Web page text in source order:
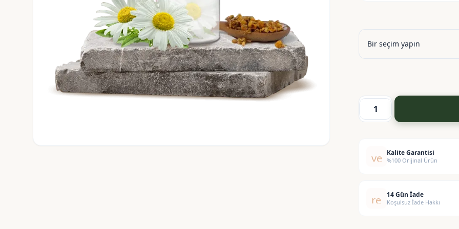
Papatya
Hidrosol
adetverified
Kalite Garantisi
%100 Orijinal Ürün
replay14 Gün İade
Koşulsuz İade Hakkı